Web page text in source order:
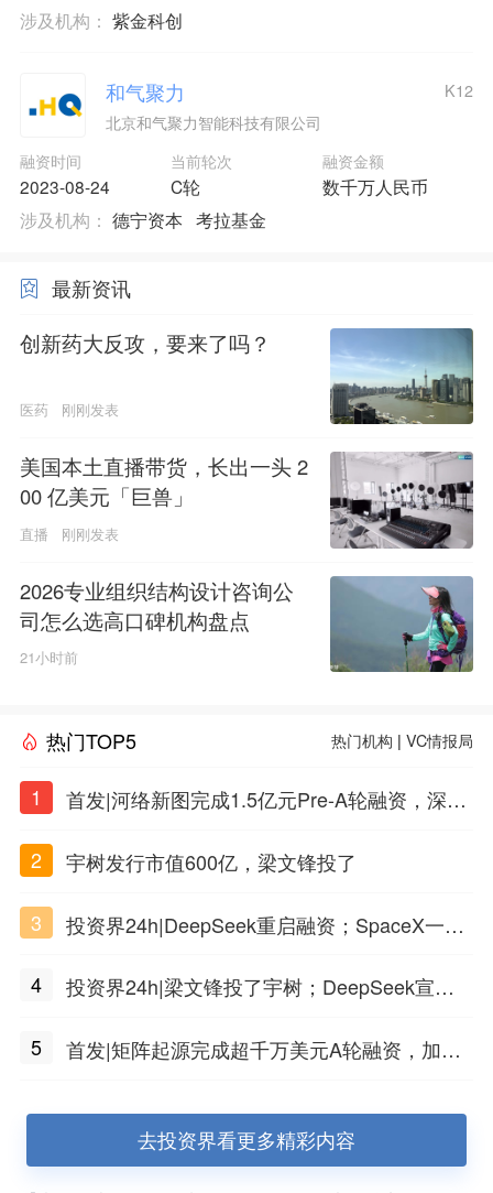
涉及机构： 紫金科创
和气聚力
北京和气聚力智能科技有限公司
融资时间
2023-08-24
当前轮次
C轮
融资金额
数千万人民币
K12
涉及机构： 德宁资本 考拉基金
最新资讯
创新药大反攻，要来了吗？
医药 刚刚发表
美国本土直播带货，长出一头 2
00 亿美元「巨兽」
直播 刚刚发表
2026专业组织结构设计咨询公
司怎么选高口碑机构盘点
21小时前
热门TOP5 热门机构 |VC情报局
1
首发|河络新图完成1.5亿元Pre-A轮融资，深耕i
2
宇树发行市值600亿，梁文锋投了
3
投资界24h|DeepSeek重启融资；SpaceX一夜
4
投资界24h|梁文锋投了宇树；DeepSeek宣布
5
首发|矩阵起源完成超千万美元A轮融资，加速
去投资界看更多精彩内容